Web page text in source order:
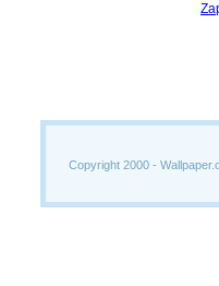
Copyright 2000 -